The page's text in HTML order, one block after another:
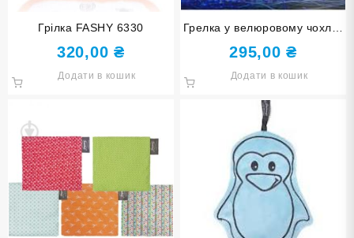
Грiлка FASHY 6330
320,00 ₴
Додати в кошик
Грелка у велюровому чохлі з
ароматом лаванди FASHY
6305
295,00₴
Додати в кошик